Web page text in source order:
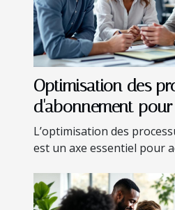
Optimisation des
d'abonnement
revenus récurrents
L’optimisation des
est un axe essentiel pour